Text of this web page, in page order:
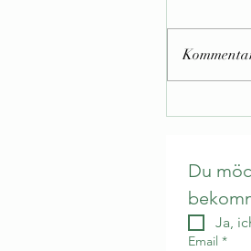
Kürbis-
Du
Ja,
Email *